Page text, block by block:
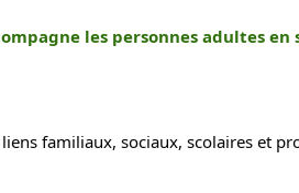
les personnes adultes
familiaux, sociaux, scolaires et